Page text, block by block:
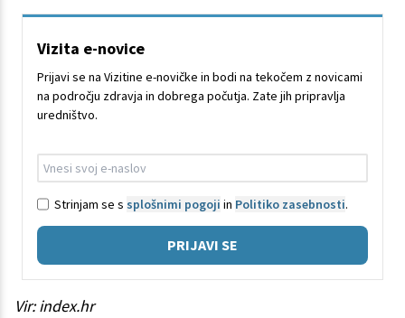
Vizita e-novice
Prijavi se na Vizitine e-novičke in bodi na tekočem z novicami
na področju zdravja in dobrega počutja. Zate jih pripravlja
uredništvo.
Strinjam se s splošnimi pogoji in Politiko zasebnosti.
PRIJAVI SE
Vir: index.hr